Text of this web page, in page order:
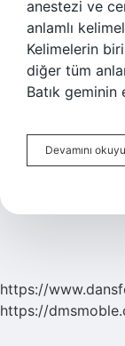
anestezi ve
anlamlı
Kelimelerin
diğer tüm
Batık geminin
Devamını
https://
https://